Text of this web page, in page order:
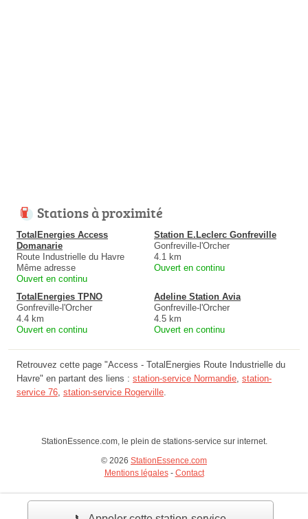
Stations à proximité
TotalEnergies Access
Domanarie
Route Industrielle du Havre
Même adresse
Ouvert en continu
Station E.Leclerc Gonfreville
Gonfreville-l'Orcher
4.1 km
Ouvert en continu
TotalEnergies TPNO
Gonfreville-l'Orcher
4.4 km
Ouvert en continu
Adeline Station Avia
Gonfreville-l'Orcher
4.5 km
Ouvert en continu
Retrouvez cette page "Access - TotalEnergies Route Industrielle du
Havre" en partant des liens : station-service Normandie, station-
service 76, station-service Rogerville.
StationEssence.com, le plein de stations-service sur internet.
© 2026 StationEssence.com
Mentions légales- Contact